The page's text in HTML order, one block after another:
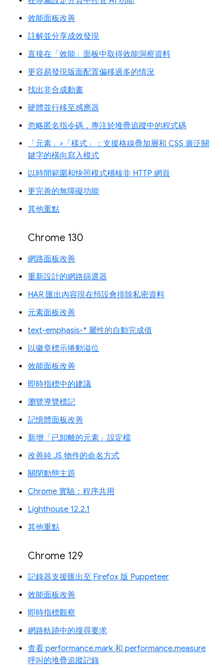
效能面板改善
註解並分享成效發現
直接在「效能」面板中取得效能洞察資料
更容易發現版面配置偏移過多的情況
找出非合成動畫
硬體並行移至感應器
忽略匿名指令碼，專注於堆疊追蹤中的程式碼
「元素」>「樣式」：支援格線疊加層和 CSS 廣泛關
鍵字的橫向寫入模式
以時間範圍和快照模式稽核非 HTTP 網頁
更完善的無障礙功能
其他重點
Chrome 130
網路面板改善
重新設計的網路篩選器
HAR 匯出內容現在預設會排除私密資料
元素面板改善
text-emphasis-* 屬性的自動完成值
以徽章標示捲動溢位
效能面板改善
即時指標中的建議
瀏覽導覽標記
記憶體面板改善
新增「已卸離的元素」設定檔
改善純 JS 物件的命名方式
關閉動態主題
Chrome 實驗：程序共用
Lighthouse 12.2.1
其他重點
Chrome 129
記錄器支援匯出至 Firefox 版 Puppeteer
效能面板改善
即時指標觀察
網路軌跡中的搜尋要求
查看 performance.mark 和 performance.measure
呼叫的堆疊追蹤記錄